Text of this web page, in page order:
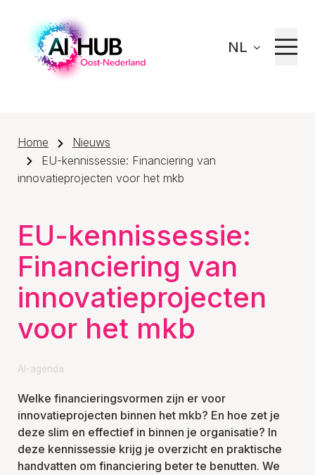
NL
Home
Nieuws
EU-kennissessie: Financiering van
innovatieprojecten voor het mkb
EU-kennissessie:
Financiering van
innovatieprojecten
voor het mkb
AI-agenda
Welke financieringsvormen zijn er voor
innovatieprojecten binnen het mkb? En hoe zet je
deze slim en effectief in binnen je organisatie? In
deze kennissessie krijg je overzicht en praktische
handvatten om financiering beter te benutten. We